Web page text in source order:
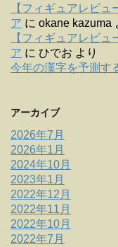
【フィギュアレビ
ア に okane kazuma
【フィギュアレビ
ア に ひでお より
今年の漢字を予測す
アーカイブ
2026年7月
2026年1月
2024年10月
2023年1月
2022年12月
2022年11月
2022年10月
2022年7月